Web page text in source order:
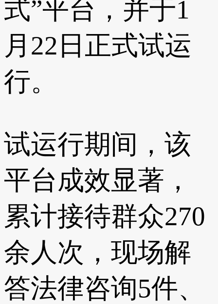
式”平台，并于1
月22日正式试运
行。
试运行期间，该
平台成效显著，
累计接待群众270
余人次，现场解
答法律咨询5件、